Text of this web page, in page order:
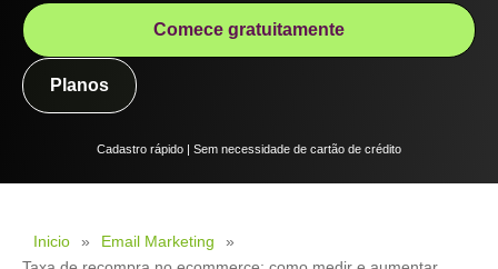
Comece gratuitamente
Planos
Cadastro rápido | Sem necessidade de cartão de crédito
Inicio » Email Marketing
»